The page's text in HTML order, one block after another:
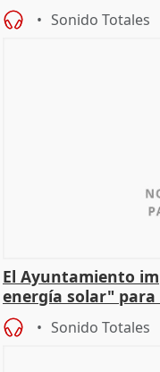
Sonido Totales
El Ayuntamiento
energía solar"
Sonido Totales